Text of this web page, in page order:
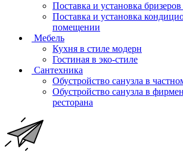
Поставка и установка
Поставка и установка
помещении
Мебель
Кухня в стиле модерн
Гостиная в эко-стиле
Сантехника
Обустройство санузла в
Обустройство санузла в
ресторана